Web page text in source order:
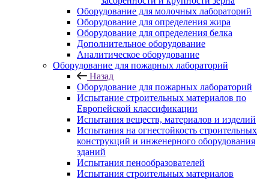
Оборудование для молочных лабораторий
Оборудование для определения жира
Оборудование для определения белка
Дополнительное оборудование
Аналитическое оборудование
Оборудование для пожарных лабораторий
Назад
Оборудование для пожарных лабораторий
Испытание строительных материалов по
Европейской классификации
Испытания веществ, материалов и изделий
Испытания на огнестойкость строительных
конструкций и инженерного оборудования
зданий
Испытания пенообразователей
Испытания строительных материалов